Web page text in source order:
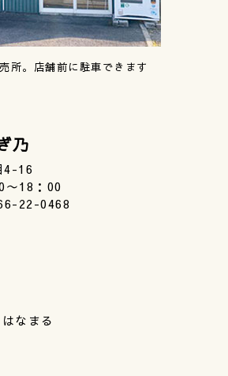
所。店舗前に駐車できます
乃
4-16
18：00
22-0468
なまる